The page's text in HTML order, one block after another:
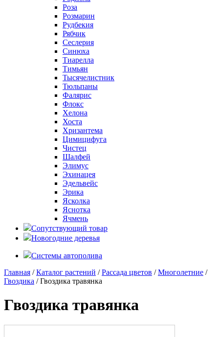
Роза
Розмарин
Рудбекия
Рябчик
Сеслерия
Синюха
Тиарелла
Тимьян
Тысячелистник
Тюльпаны
Фалярис
Флокс
Хелона
Хоста
Хризантема
Цимицифуга
Чистец
Шалфей
Элимус
Эхинацея
Эдельвейс
Эрика
Ясколка
Яснотка
Ячмень
Сопутствующий товар
Новогодние деревья
Системы автополива
Главная /Каталог растений /Рассада цветов /Многолетние /
Гвоздика / Гвоздика травянка
Гвоздика травянка